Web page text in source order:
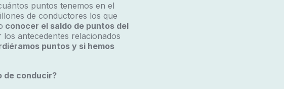
puntos tenemos en el
de conductores los que
conocer el saldo de puntos del
antecedentes relacionados
puntos y si hemos
de conducir?